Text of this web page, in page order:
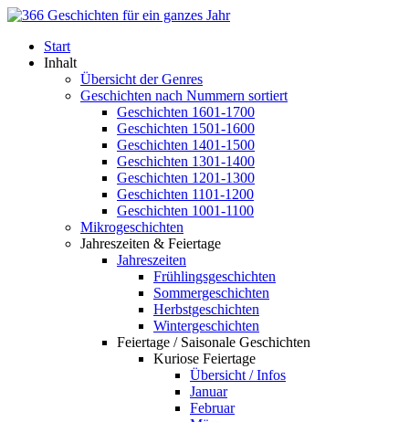
Start
Inhalt
Übersicht der Genres
Geschichten nach Nummern sortiert
Geschichten 1601-1700
Geschichten 1501-1600
Geschichten 1401-1500
Geschichten 1301-1400
Geschichten 1201-1300
Geschichten 1101-1200
Geschichten 1001-1100
Mikrogeschichten
Jahreszeiten & Feiertage
Jahreszeiten
Frühlingsgeschichten
Sommergeschichten
Herbstgeschichten
Wintergeschichten
Feiertage / Saisonale Geschichten
Kuriose Feiertage
Übersicht / Infos
Januar
Februar